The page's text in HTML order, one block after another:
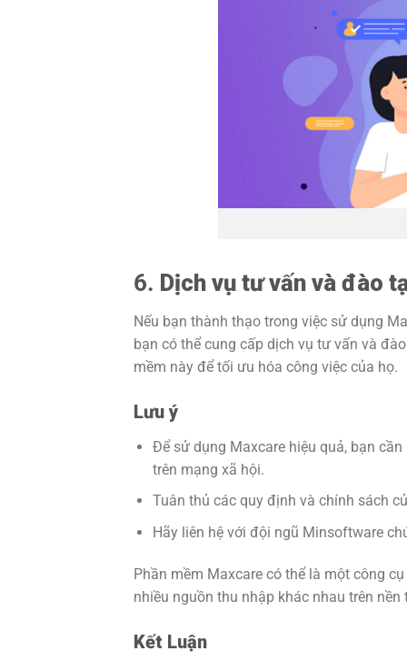
6. Dịch vụ tư vấn và đào
Nếu bạn thành thạo trong việc sử dụng
bạn có thể cung cấp dịch vụ tư vấn và
mềm này để tối ưu hóa công việc của họ.
Lưu ý
Để sử dụng Maxcare hiệu quả, bạn
trên mạng xã hội.
Tuân thủ các quy định và chính sách
Hãy liên hệ với đội ngũ Minsoftware
Phần mềm Maxcare có thể là một công
nhiều nguồn thu nhập khác nhau trên
Kết Luận